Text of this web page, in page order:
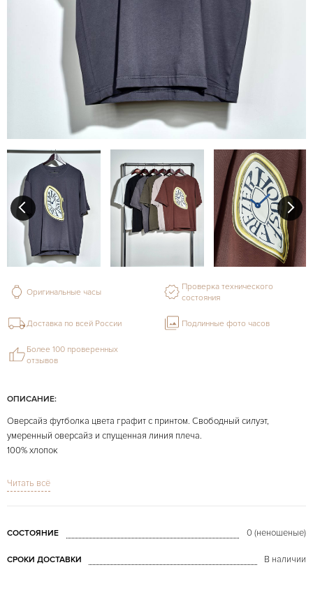
ОПИСАНИЕ:
Оверсайз футболка цвета графит с принтом. Свободный силуэт,
умеренный оверсайз и спущенная линия плеча.
100% хлопок
В наличии размер XL
Читать всё
СОСТОЯНИЕ 0 (неношеные)
СРОКИ ДОСТАВКИ В наличии
Оригинальные часы
Проверка технического
состояния
Доставка по всей России Подлинные фото часов
Более 100 проверенных
отзывов